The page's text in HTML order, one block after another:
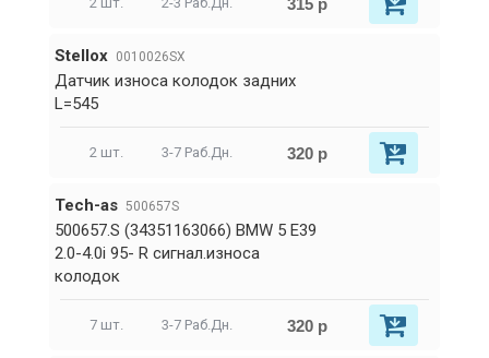
Stellox 0010026SX
Датчик износа колодок задних
L=545
2 шт. 3-7 Раб.Дн. 320 р
Tech-as 500657S
500657.S (34351163066) BMW 5 E39
2.0-4.0i 95- R сигнал.износа
колодок
7 шт. 3-7 Раб.Дн. 320 р